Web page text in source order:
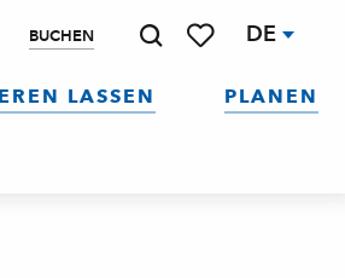
BUCHEN DE
LASSEN PLANEN